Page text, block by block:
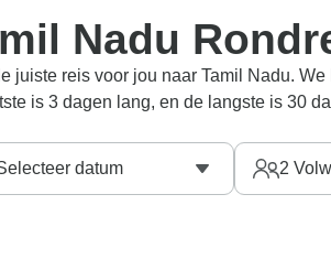
Nadu
juiste reis voor jou naar Tamil Nadu.
is 3 dagen lang, en de langste is 30
datum 2